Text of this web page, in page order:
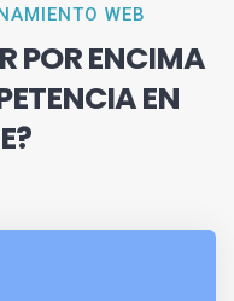
WEB
POR ENCIMA
EN